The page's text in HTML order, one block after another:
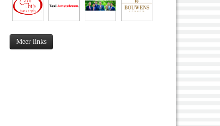
Meer links